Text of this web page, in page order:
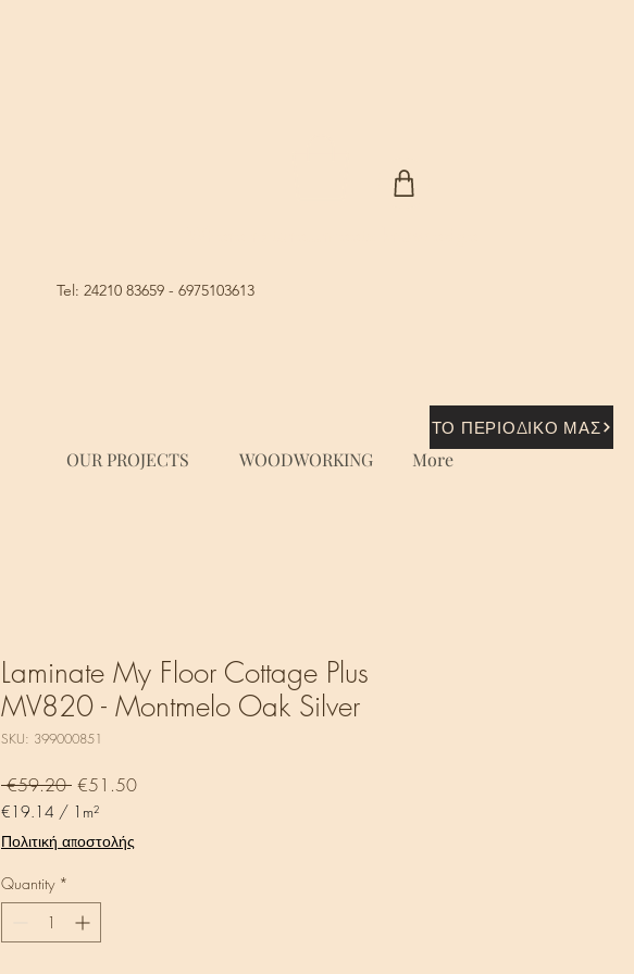
ΤΟ ΠΕΡΙΟΔΙΚΟ ΜΑΣ
Tel: 24210 83659 - 6975103613
OUR PROJECTS WOODWORKING More
Laminate My Floor Cottage Plus
MV820 - Montmelo Oak Silver
SKU: 399000851
€59.20 Regular
Price
€51.50Sale
€19.14 / 1m²
€19.14
per
1
Square
Πολιτική αποστολής
Quantity *